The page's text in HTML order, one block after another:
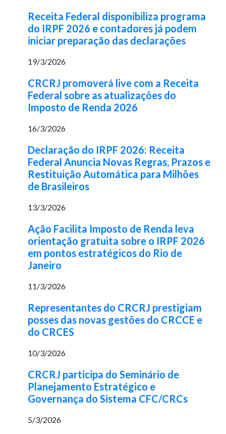
Receita Federal disponibiliza programa
do IRPF 2026 e contadores já podem
iniciar preparação das declarações
19/3/2026
CRCRJ promoverá live com a Receita
Federal sobre as atualizações do
Imposto de Renda 2026
16/3/2026
Declaração do IRPF 2026: Receita
Federal Anuncia Novas Regras, Prazos e
Restituição Automática para Milhões
de Brasileiros
13/3/2026
Ação Facilita Imposto de Renda leva
orientação gratuita sobre o IRPF 2026
em pontos estratégicos do Rio de
Janeiro
11/3/2026
Representantes do CRCRJ prestigiam
posses das novas gestões do CRCCE e
do CRCES
10/3/2026
CRCRJ participa do Seminário de
Planejamento Estratégico e
Governança do Sistema CFC/CRCs
5/3/2026